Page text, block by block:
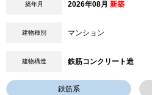
築年月 2026年08月 新築
建物種別 マンション
建物構造 鉄筋コンクリート造
鉄筋系